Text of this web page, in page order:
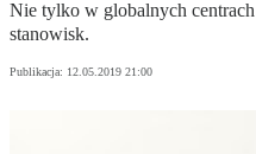
Nie tylko w globalnych
stanowisk.
Publikacja: 12.05.2019 21:00